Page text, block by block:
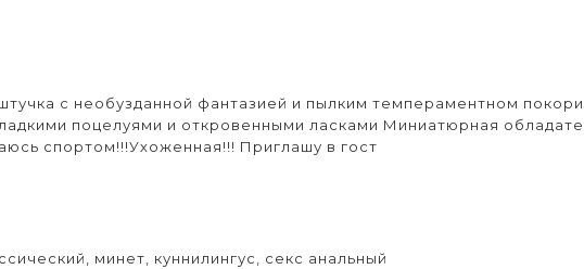
с необузданной фантазией и пылким темпераментном
поцелуями и откровенными ласками Миниатюрная
спортом!!!Ухоженная!!! Приглашу в гост
минет, куннилингус, секс анальный